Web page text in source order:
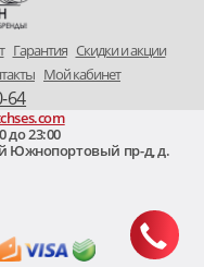
Гарантия Скидки и акции
Мой кабинет
64
до 23:00
Южнопортовый пр-д, д.